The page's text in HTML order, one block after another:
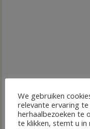
We gebruiken
relevante ervaring
herhaalbezoeken te
te klikken, stemt u in